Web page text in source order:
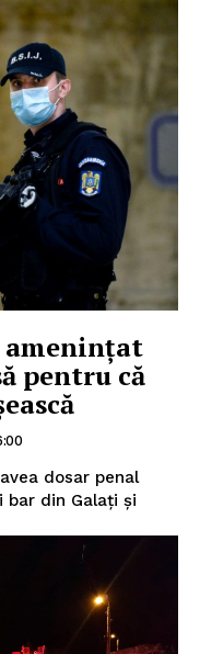
amenințat
pentru că
dosar penal
bar din Galați și